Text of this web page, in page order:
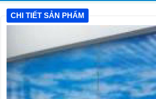
CHI TIẾT SẢN PHẨM